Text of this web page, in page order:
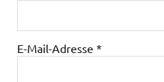
E-Mail-Adresse *